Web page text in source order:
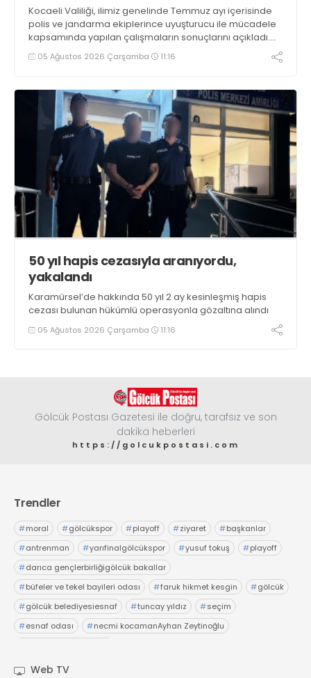
Kocaeli Valiliği, ilimiz genelinde Temmuz ayı içerisinde
polis ve jandarma ekiplerince uyuşturucu ile mücadele
kapsamında yapılan çalışmaların sonuçlarını açıkladı.
Çalışmalar sonucunda uyuşturucu ve uyarıcı madde
kullanan, ticaretini ve sevkiyatını yapan 44 şahıs
05 Ağustos 2026 Çarşamba 11:16
50 yıl hapis cezasıyla aranıyordu,
yakalandı
Karamürsel’de hakkında 50 yıl 2 ay kesinleşmiş hapis
cezası bulunan hükümlü operasyonla gözaltına alındı
05 Ağustos 2026 Çarşamba 11:16
Gölcük Postası Gazetesi ile doğru, tarafsız ve son
dakika heberleri
https://golcukpostasi.com
Trendler
#moral #gölcükspor #playoff #ziyaret #başkanlar
#antrenman #yarıfinalgölcükspor #yusuf tokuş #playoff
#darıca gençlerbirliğigölcük bakallar
#büfeler ve tekel bayileri odası #faruk hikmet kesgin #gölcük
#gölcük belediyesiesnaf #tuncay yıldız #seçim
#esnaf odası #necmi kocamanAyhan Zeytinoğlu
Web TV